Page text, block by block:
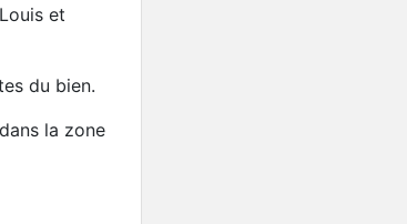
et
du bien.
la zone